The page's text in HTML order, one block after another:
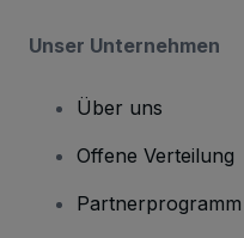
Unser Unternehmen
Über uns
Offene Verteilung
Partnerprogramm